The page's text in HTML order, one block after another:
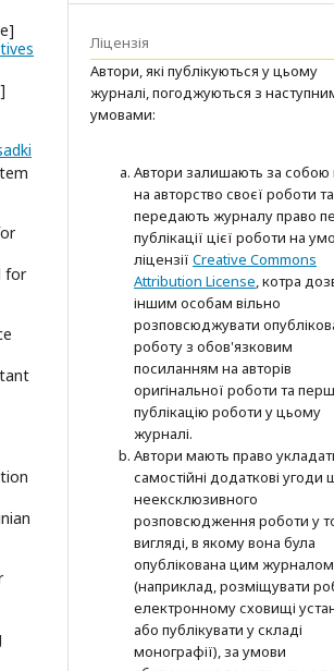
for
Ліцензія
Автори, які публікуються у цьому
журналі, погоджуються з
умовами:
Автори залишають за собою
на авторство своєї роботи та
передають журналу право
публікації цієї роботи на
ліцензії Creative Commons
Attribution License, котра
іншим особам вільно
розповсюджувати
роботу з обов'язковим
посиланням на авторів
оригінальної роботи та
публікацію роботи у цьому
журналі.
Автори мають право
самостійні додаткові угоди
неексклюзивного
розповсюдження роботи у
вигляді, в якому вона була
опублікована цим журналом
(наприклад, розміщувати
електронному сховищі
або публікувати у складі
монографії), за умови